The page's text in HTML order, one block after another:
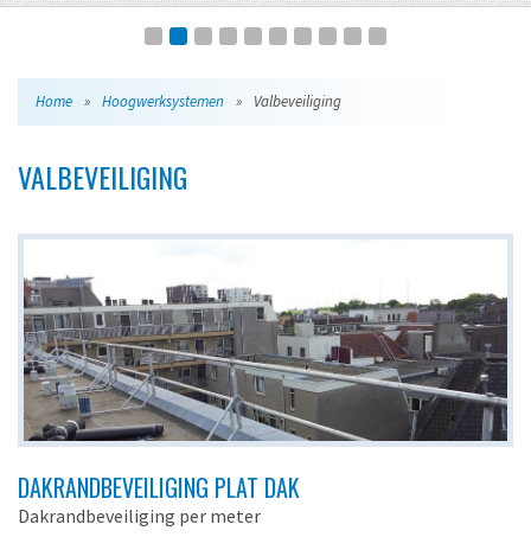
Home » Hoogwerksystemen » Valbeveiliging
VALBEVEILIGING
DAKRANDBEVEILIGING PLAT DAK
Dakrandbeveiliging per meter